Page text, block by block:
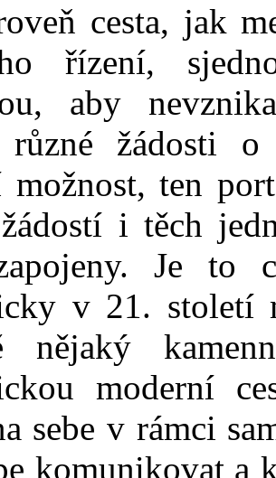
cesta, jak
řízení,
aby
různé žádosti
možnost, ten
i těch
Je to
v 21. století
nějaký
moderní
sebe v rámci
komunikovat a